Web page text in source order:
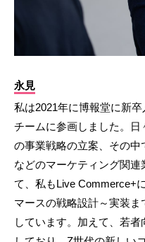
永見
私は2021年に博報堂に新
チームに参画しました。日
の事業戦略の立案、その
などのマーケティング関
て、私もLive Commerce+
マースの戦略設計～実装
しています。加えて、若